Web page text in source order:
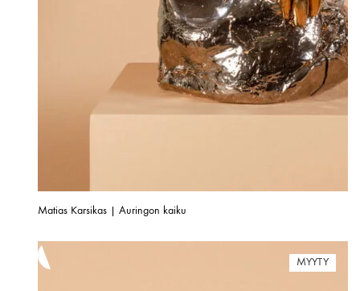
Matias Karsikas | Auringon kaiku
MYYTY